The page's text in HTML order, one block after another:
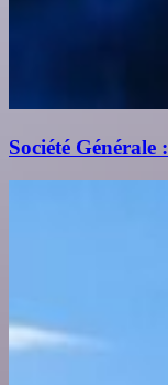
Société Générale